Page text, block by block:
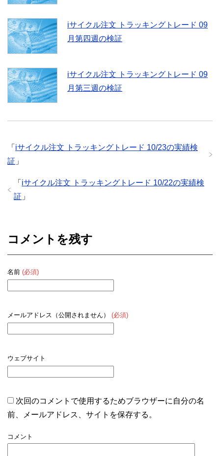
iサイクル注文 トラッキングトレード 09
月第四週の検証
iサイクル注文 トラッキングトレード 09
月第三週の検証
「 iサイクル注文 トラッキングトレード 10/23の実績検
証 」
「 iサイクル注文 トラッキングトレード 10/22の実績検
証 」
コメントを残す
名前 (必須)
メールアドレス（公開されません） (必須)
ウェブサイト
次回のコメントで使用するためブラウザーに自分の名
前、メールアドレス、サイトを保存する。
コメント